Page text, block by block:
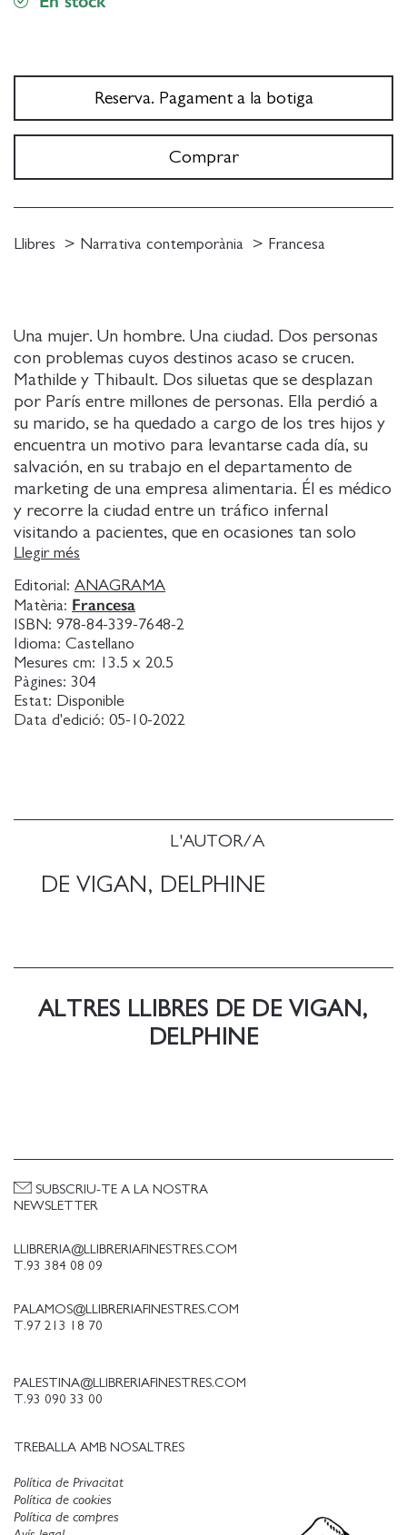
L'AUTOR/A
DE VIGAN, DELPHINE
Una mujer. Un hombre. Una ciudad. Dos personas
con problemas cuyos destinos acaso se crucen.
Mathilde y Thibault. Dos siluetas que se desplazan
por París entre millones de personas. Ella perdió a
su marido, se ha quedado a cargo de los tres hijos y
encuentra un motivo para levantarse cada día, su
salvación, en su trabajo en el departamento de
marketing de una empresa alimentaria. Él es médico
y recorre la ciudad entre un tráfico infernal
visitando a pacientes, que en ocasiones tan solo
buscan que alguien los escuche. Ella empieza a sufrir
acoso en el trabajo por parte de su jefe. Él se
enfrenta a la decisión de romper con su pareja.
Ambos están en crisis y sus vidas van a dar un
vuelco. ¿Están estos dos desconocidos destinados a
cruzarse y conocerse? Una novela sobre soledades,
decisiones difíciles, esperanzas y personas anónimas
que habitan en una ciudad inmensa: el sexto libro de
Delphine de Vigan, que la autora lanzó en 2009,
Llegir més
Editorial: ANAGRAMA
Matèria: Francesa
ISBN: 978-84-339-7648-2
Idioma: Castellano
Mesures cm:
13.5 x 20.5
Pàgines: 304
Estat: Disponible
Data d'edició: 05-10-2022
Reserva. Pagament a la botiga
Comprar
Llibres Narrativa contemporània Francesa
ALTRES LLIBRES DE DE VIGAN,
DELPHINE
LLIBRERIA@LLIBRERIAFINESTRES.COM
T.93 384 08 09
PALAMOS@LLIBRERIAFINESTRES.COM
T.97 213 18 70
PALESTINA@LLIBRERIAFINESTRES.COM
T.93 090 33 00
TREBALLA AMB NOSALTRES
SUBSCRIU-TE A LA NOSTRA
NEWSLETTER
Política de Privacitat
Política de cookies
Política de compres